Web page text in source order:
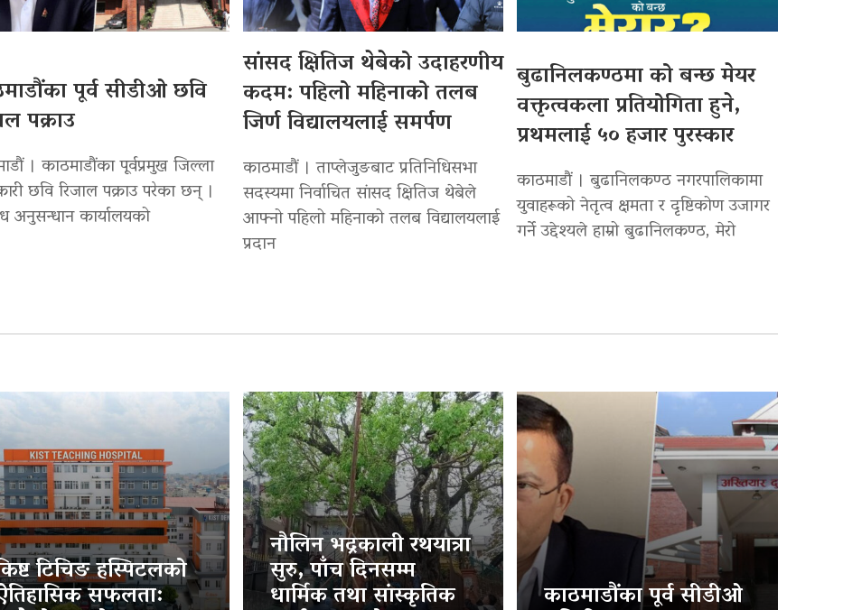
पूर्व सीडीओ छवि
पक्राउ
। काठमाडौंका पूर्वप्रमुख जिल्ला
छवि रिजाल पक्राउ परेका छन् ।
अनुसन्धान कार्यालयको
सांसद क्षितिज थेबेको उदाहरणीय
कदम: पहिलो महिनाको तलब
जिर्ण विद्यालयलाई समर्पण
काठमाडौं । ताप्लेजुङबाट प्रतिनिधिसभा
सदस्यमा निर्वाचित सांसद क्षितिज थेबेले
आफ्नो पहिलो महिनाको तलब विद्यालयलाई
प्रदान
बुढानिलकण्ठमा को बन्छ मेयर
वक्तृत्वकला प्रतियोगिता हुने,
प्रथमलाई ५० हजार पुरस्कार
काठमाडौं । बुढानिलकण्ठ नगरपालिकामा
युवाहरूको नेतृत्व क्षमता र दृष्टिकोण उजागर
गर्ने उद्देश्यले हाम्रो बुढानिलकण्ठ, मेरो
टिचिङ हस्पिटलको
सफलता:
नौलिन भद्रकाली रथयात्रा
सुरु, पाँच दिनसम्म
धार्मिक तथा सांस्कृतिक काठमाडौंका पूर्व सीडीओ